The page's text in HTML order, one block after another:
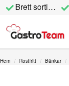
Brett sortiment
Hem Rostfritt Bänkar